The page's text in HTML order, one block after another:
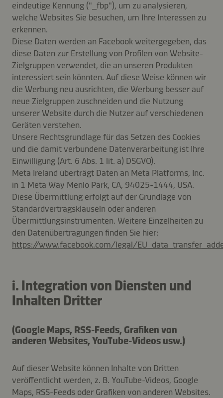
eindeutige Kennung ("_fbp"), um zu analysieren,
welche Websites Sie besuchen, um Ihre Interessen zu
erkennen.
Diese Daten werden an Facebook weitergegeben, das
diese Daten zur Erstellung von Profilen von Website-
Zielgruppen verwendet, die an unseren Produkten
interessiert sein könnten. Auf diese Weise können wir
die Werbung neu ausrichten, die Werbung besser auf
neue Zielgruppen zuschneiden und die Nutzung
unserer Website durch die Nutzer auf verschiedenen
Geräten verstehen.
Unsere Rechtsgrundlage für das Setzen des Cookies
und die damit verbundene Datenverarbeitung ist Ihre
Einwilligung (Art. 6 Abs. 1 lit. a) DSGVO).
Meta Ireland überträgt Daten an Meta Platforms, Inc.
in 1 Meta Way Menlo Park, CA, 94025-1444, USA.
Diese Übermittlung erfolgt auf der Grundlage von
Standardvertragsklauseln oder anderen
Übermittlungsinstrumenten. Weitere Einzelheiten zu
den Datenübertragungen finden Sie hier:
https://www.facebook.com/legal/
i. Integration von Diensten und
Inhalten Dritter
(Google Maps, RSS-Feeds, Grafiken von
anderen Websites, YouTube-Videos usw.)
Auf dieser Website können Inhalte von Dritten
veröffentlicht werden, z. B. YouTube-Videos, Google
Maps, RSS-Feeds oder Grafiken von anderen Websites.